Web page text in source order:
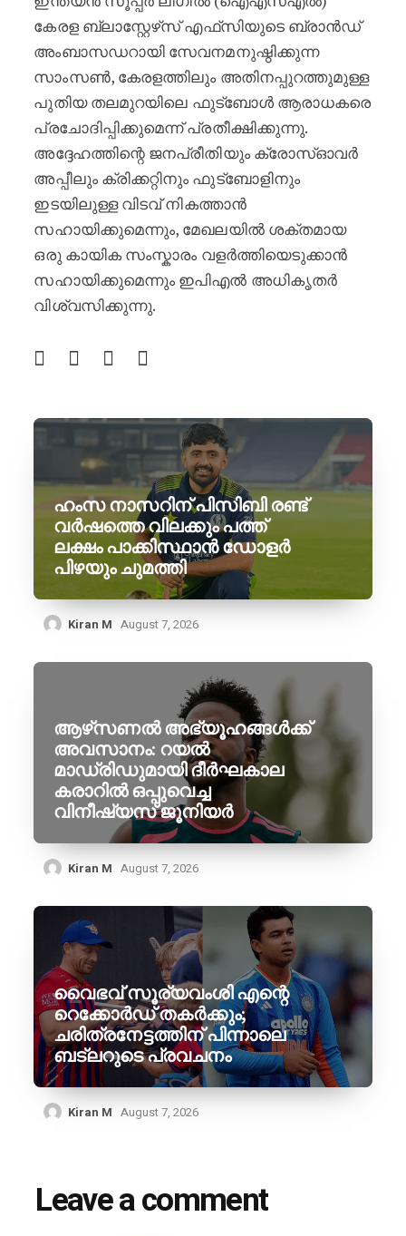
കേരള ബ്ലാസ്റ്റേഴ്‌സ് എഫ്‌സിയുടെ ബ്രാൻഡ്
അംബാസഡറായി സേവനമനുഷ്ഠിക്കുന്ന
സാംസൺ, കേരളത്തിലും അതിനപ്പുറത്തുമുള്ള
പുതിയ തലമുറയിലെ ഫുട്‌ബോൾ ആരാധകരെ
പ്രചോദിപ്പിക്കുമെന്ന് പ്രതീക്ഷിക്കുന്നു.
അദ്ദേഹത്തിന്റെ ജനപ്രീതിയും ക്രോസ്ഓവർ
അപ്പീലും ക്രിക്കറ്റിനും ഫുട്ബോളിനും
ഇടയിലുള്ള വിടവ് നികത്താൻ
സഹായിക്കുമെന്നും, മേഖലയിൽ ശക്തമായ
ഒരു കായിക സംസ്കാരം വളർത്തിയെടുക്കാൻ
സഹായിക്കുമെന്നും ഇപിഎൽ അധികൃതർ
വിശ്വസിക്കുന്നു.
ഹംസ നാസറിന് പിസിബി രണ്ട്
വർഷത്തെ വിലക്കും പത്ത്
ലക്ഷം പാക്കിസ്ഥാൻ ഡോളർ
പിഴയും ചുമത്തി
Kiran M August 7, 2026
ആഴ്‌സണൽ അഭ്യൂഹങ്ങൾക്ക്
അവസാനം: റയൽ
മാഡ്രിഡുമായി ദീർഘകാല
കരാറിൽ ഒപ്പുവെച്ച
വിനീഷ്യസ് ജൂനിയർ
Kiran M August 7, 2026
വൈഭവ് സൂര്യവംശി എന്റെ
റെക്കോർഡ് തകർക്കും;
ചരിത്രനേട്ടത്തിന് പിന്നാലെ
ബട്‌ലറുടെ പ്രവചനം
Kiran M August 7, 2026
Leave a comment